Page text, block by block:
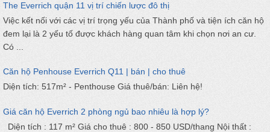
The Everrich quận 11 vị trí chiến lược đô thị
Việc kết nối với các vị trí trọng yếu của Thành phố và tiện ích căn hộ
đem lại là 2 yếu tố được khách hàng quan tâm khi chọn nơi an cư.
Có ...
Căn hộ Penhouse Everrich Q11 | bán | cho thuê
Diện tích: 517m² - Penthouse Giá thuê/bán: Liên hệ!
Giá căn hộ Everrich 2 phòng ngủ bao nhiêu là hợp lý?
Diện tích : 117 m² Giá cho thuê : 800 - 850 USD/thang Nội thất :